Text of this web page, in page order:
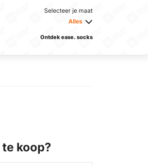
Selecteer je maat
Alles
Ontdek ease. socks
te koop?